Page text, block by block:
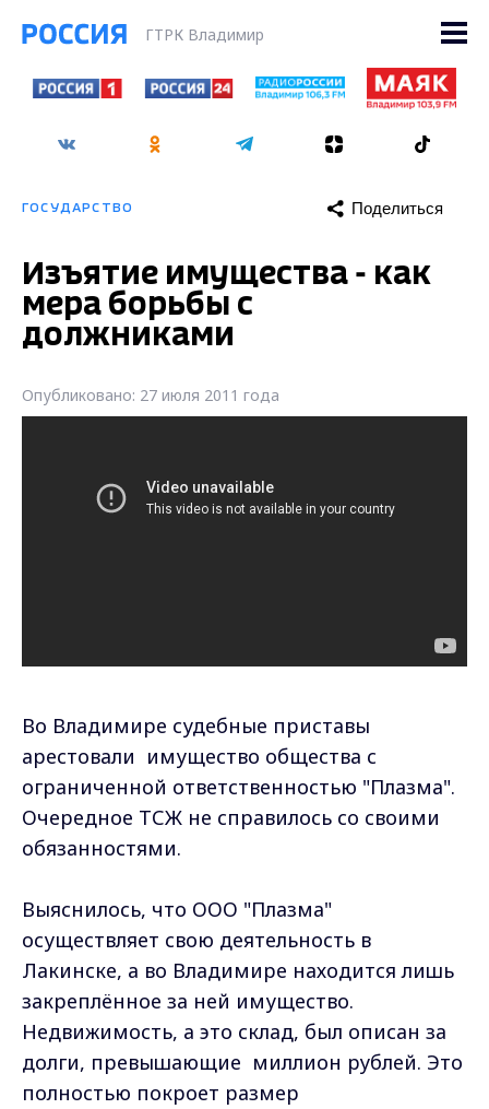
ГТРК Владимир
ГОСУДАРСТВО Поделиться
Изъятие имущества - как
мера борьбы с
должниками
Опубликовано: 27 июля 2011 года
Во Владимире судебные приставы
арестовали имущество общества с
ограниченной ответственностью "Плазма".
Очередное ТСЖ не справилось со своими
обязанностями.
Выяснилось, что ООО "Плазма"
осуществляет свою деятельность в
Лакинске, а во Владимире находится лишь
закреплённое за ней имущество.
Недвижимость, а это склад, был описан за
долги, превышающие миллион рублей. Это
полностью покроет размер